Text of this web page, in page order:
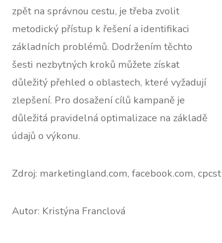
zpět na správnou cestu, je třeba zvolit
metodický přístup k řešení a identifikaci
základních problémů. Dodržením těchto
šesti nezbytných kroků můžete získat
důležitý přehled o oblastech, které vyžadují
zlepšení. Pro dosažení cílů kampaně je
důležitá pravidelná optimalizace na základě
údajů o výkonu.
Zdroj: marketingland.com, facebook.com,
Autor: Kristýna Franclová